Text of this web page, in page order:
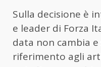
Sulla decisione è
e leader di Forza
data non cambia
riferimento agli